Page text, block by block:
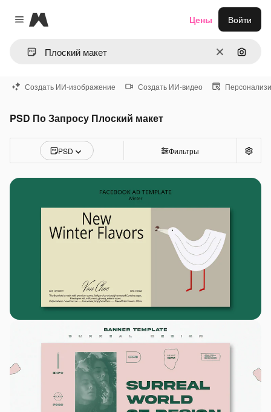
Close menu
Magnific
ОчиститьПоиск
Цены Войти
Создать ИИ-изображение Создать ИИ-видео
PSD По Запросу Плоский макет
PSD Фильтры